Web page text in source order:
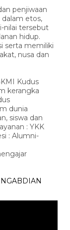
penjiwaan
etos,
nilai tersebut
hidup.
serta memiliki
nusa dan
Kudus
kerangka
dunia
siswa dan
: YKK
: Alumni-